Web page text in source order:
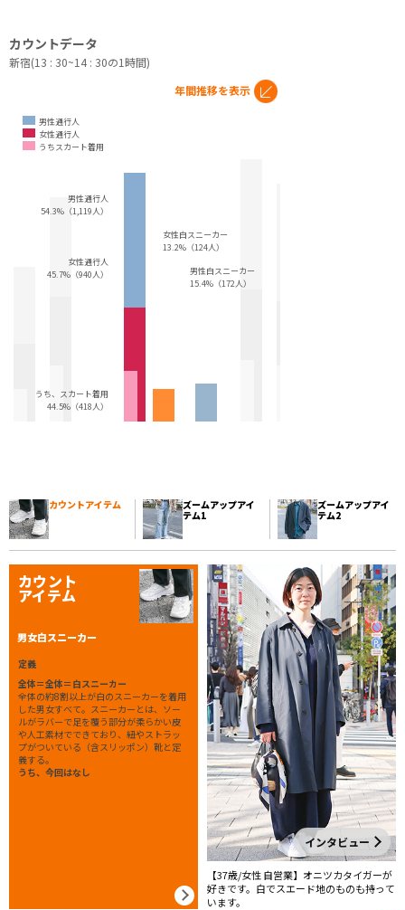
カウントデータ
新宿(13 : 30~14 : 30の1時間)
男性通行人
女性通行人
うちスカート着用
年間推移を表示
男性通行人
54.3%（1,119人）
女性通行人
45.7%（940人）
うち、スカート着用
44.5%（418人）
女性白スニーカー
13.2%（124人）
男性白スニーカー
15.4%（172人）
カウントアイテム
ズームアップアイ
テム1
ズームアップアイ
テム2
カウント
アイテム
男女白スニーカー
定義
全体＝全体＝白スニーカー
全体の約8割以上が白のスニーカーを着用
した男女すべて。スニーカーとは、ソー
ルがラバーで足を覆う部分が柔らかい皮
や人工素材でできており、紐やストラッ
プがついている（含スリッポン）靴と定
義する。
うち、今回はなし
インタビュー
【37歳/女性 自営業】オニツカタイガーが
好きです。白でスエード地のものも持って
います。